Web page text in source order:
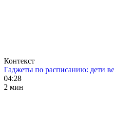
Контекст
Гаджеты по расписанию: дети
04:28
2 мин